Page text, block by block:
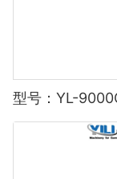
型号：YL-